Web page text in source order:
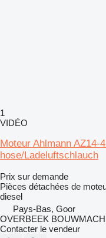
1
VIDÉO
Moteur Ahlmann AZ14-
hose/Ladeluftschlauch
Prix sur demande
Pièces détachées de
diesel
Pays-Bas, Goor
OVERBEEK
Contacter le vendeur